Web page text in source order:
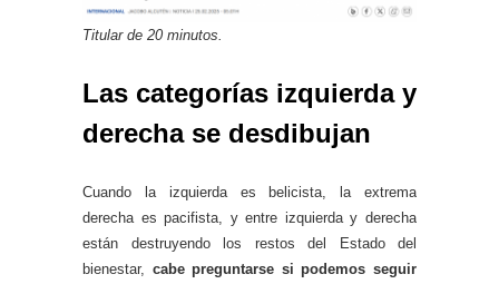
Titular de 20 minutos.
Las categorías izquierda y
derecha se desdibujan
Cuando la izquierda es belicista, la extrema
derecha es pacifista, y entre izquierda y derecha
están destruyendo los restos del Estado del
bienestar, cabe preguntarse si podemos seguir